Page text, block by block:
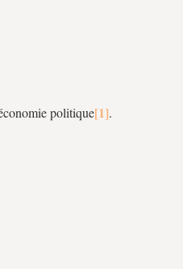
politique .